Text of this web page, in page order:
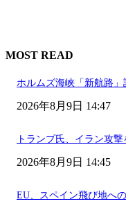
MOST READ
ホルムズ海峡「新航路
2026年8月9日 14:47
トランプ氏、イラン攻
2026年8月9日 14:45
EU、スペイン飛び地へ